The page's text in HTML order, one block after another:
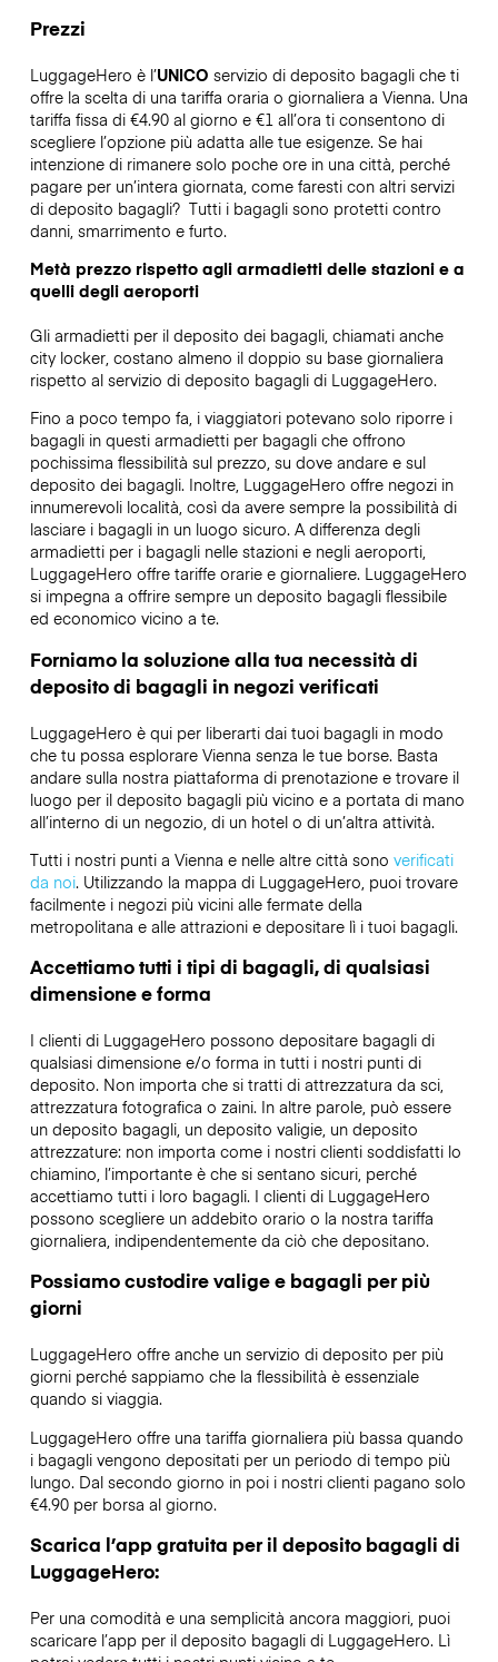
Prezzi
LuggageHero è l’UNICO servizio di deposito bagagli che ti
offre la scelta di una tariffa oraria o giornaliera a Vienna. Una
tariffa fissa di €4.90 al giorno e €1 all’ora ti consentono di
scegliere l’opzione più adatta alle tue esigenze. Se hai
intenzione di rimanere solo poche ore in una città, perché
pagare per un’intera giornata, come faresti con altri servizi
di deposito bagagli? Tutti i bagagli sono protetti contro
danni, smarrimento e furto.
Metà prezzo rispetto agli armadietti delle stazioni e a
quelli degli aeroporti
Gli armadietti per il deposito dei bagagli, chiamati anche
city locker, costano almeno il doppio su base giornaliera
rispetto al servizio di deposito bagagli di LuggageHero.
Fino a poco tempo fa, i viaggiatori potevano solo riporre i
bagagli in questi armadietti per bagagli che offrono
pochissima flessibilità sul prezzo, su dove andare e sul
deposito dei bagagli. Inoltre, LuggageHero offre negozi in
innumerevoli località, così da avere sempre la possibilità di
lasciare i bagagli in un luogo sicuro. A differenza degli
armadietti per i bagagli nelle stazioni e negli aeroporti,
LuggageHero offre tariffe orarie e giornaliere. LuggageHero
si impegna a offrire sempre un deposito bagagli flessibile
ed economico vicino a te.
Forniamo la soluzione alla tua necessità di
deposito di bagagli in negozi verificati
LuggageHero è qui per liberarti dai tuoi bagagli in modo
che tu possa esplorare Vienna senza le tue borse. Basta
andare sulla nostra piattaforma di prenotazione e trovare il
luogo per il deposito bagagli più vicino e a portata di mano
all’interno di un negozio, di un hotel o di un’altra attività.
Tutti i nostri punti a Vienna e nelle altre città sono verificati
da noi. Utilizzando la mappa di LuggageHero, puoi trovare
facilmente i negozi più vicini alle fermate della
metropolitana e alle attrazioni e depositare lì i tuoi bagagli.
Accettiamo tutti i tipi di bagagli, di qualsiasi
dimensione e forma
I clienti di LuggageHero possono depositare bagagli di
qualsiasi dimensione e/o forma in tutti i nostri punti di
deposito. Non importa che si tratti di attrezzatura da sci,
attrezzatura fotografica o zaini. In altre parole, può essere
un deposito bagagli, un deposito valigie, un deposito
attrezzature: non importa come i nostri clienti soddisfatti lo
chiamino, l’importante è che si sentano sicuri, perché
accettiamo tutti i loro bagagli. I clienti di LuggageHero
possono scegliere un addebito orario o la nostra tariffa
giornaliera, indipendentemente da ciò che depositano.
Possiamo custodire valige e bagagli per più
giorni
LuggageHero offre anche un servizio di deposito per più
giorni perché sappiamo che la flessibilità è essenziale
quando si viaggia.
LuggageHero offre una tariffa giornaliera più bassa quando
i bagagli vengono depositati per un periodo di tempo più
lungo. Dal secondo giorno in poi i nostri clienti pagano solo
€4.90 per borsa al giorno.
Scarica l’app gratuita per il deposito bagagli di
LuggageHero:
Per una comodità e una semplicità ancora maggiori, puoi
scaricare l’app per il deposito bagagli di LuggageHero. Lì